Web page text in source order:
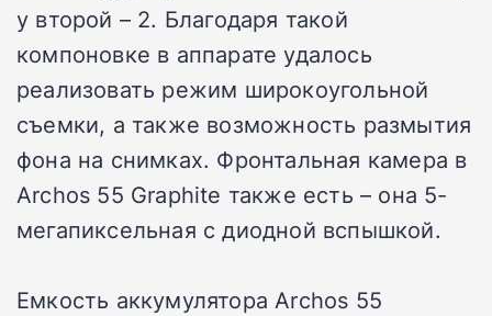
у второй – 2. Благодаря такой
компоновке в аппарате удалось
реализовать режим широкоугольной
съемки, а также возможность размытия
фона на снимках. Фронтальная камера в
Archos 55 Graphite также есть – она 5-
мегапиксельная с диодной вспышкой.
Емкость аккумулятора Archos 55